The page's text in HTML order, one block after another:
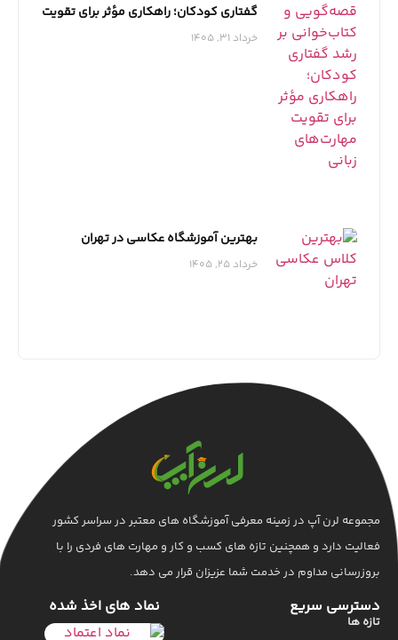
گفتاری کودکان؛ راهکاری مؤثر برای تقویت
مهارت‌های زبانی
خرداد 31, 1405
بهترین آموزشگاه عکاسی در تهران
خرداد 25, 1405
مجموعه لرن آپ در زمینه معرفی آموزشگاه های معتبر در سراسر کشور
فعالیت دارد و همچنین تازه های کسب و کار و مهارت های فردی را با
بروزرسانی مداوم در خدمت شما عزیزان قرار می دهد.
دسترسی سریع
تازه ها
نماد های اخذ شده